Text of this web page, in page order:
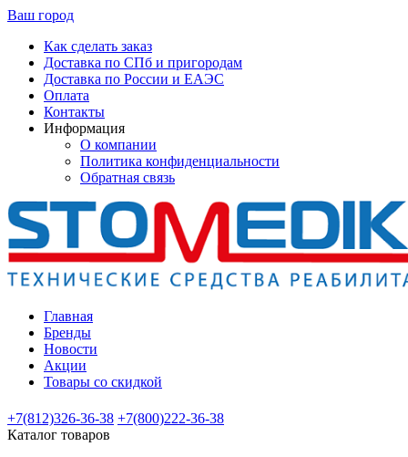
Ваш город
Как сделать заказ
Доставка по СПб и пригородам
Доставка по России и ЕАЭС
Оплата
Контакты
Информация
О компании
Политика конфиденциальности
Обратная связь
Главная
Бренды
Новости
Акции
Товары со скидкой
+7(812)326-36-38 +7(800)222-36-38
Каталог товаров